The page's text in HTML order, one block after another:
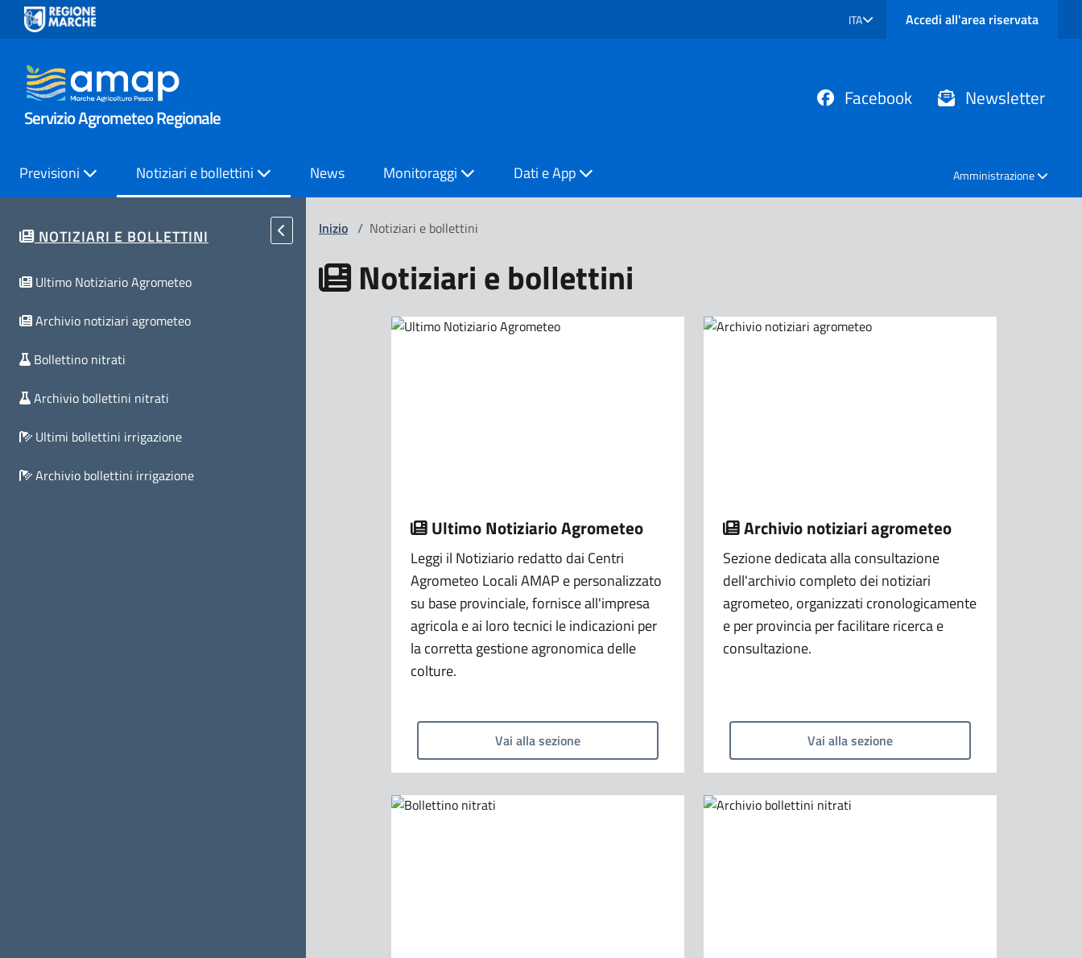
SELEZIONE LINGUA: LINGUA SELEZIONATA
ITA Accedi all'area riservata
Servizio Agrometeo Regionale
Facebook Newsletter
Previsioni Notiziari e bollettini News Monitoraggi Dati e App Amministrazione
NOTIZIARI E BOLLETTINI
Ultimo Notiziario Agrometeo
Archivio notiziari agrometeo
Bollettino nitrati
Archivio bollettini nitrati
Ultimi bollettini irrigazione
Archivio bollettini irrigazione
Inizio / Notiziari e bollettini
Notiziari e bollettini
Ultimo Notiziario Agrometeo
Leggi il Notiziario redatto dai Centri
Agrometeo Locali AMAP e personalizzato
su base provinciale, fornisce all'impresa
agricola e ai loro tecnici le indicazioni per
la corretta gestione agronomica delle
colture.
Vai alla sezione
Archivio notiziari agrometeo
Sezione dedicata alla consultazione
dell'archivio completo dei notiziari
agrometeo, organizzati cronologicamente
e per provincia per facilitare ricerca e
consultazione.
Vai alla sezione